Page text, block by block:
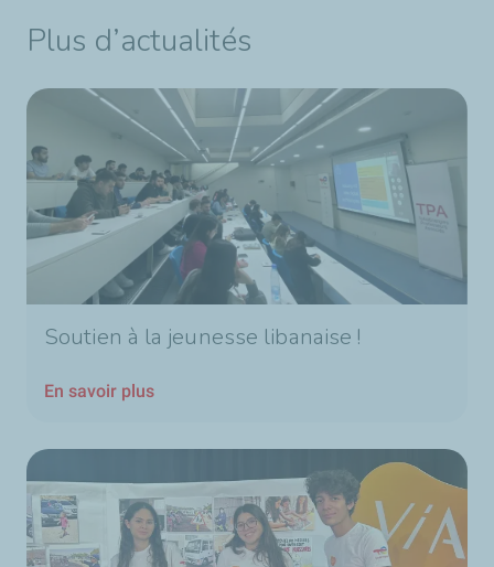
Plus d’actualités
Soutien à la jeunesse libanaise !
En savoir plus